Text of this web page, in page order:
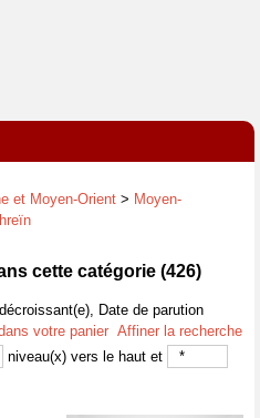
et Moyen-Orient > Moyen-
cette catégorie (426)
Date de parution
votre panier Affiner la recherche
niveau(x) vers le haut et